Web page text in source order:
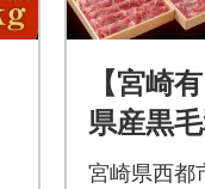
【宮崎
県産黒
『訳あ
宮崎県西都